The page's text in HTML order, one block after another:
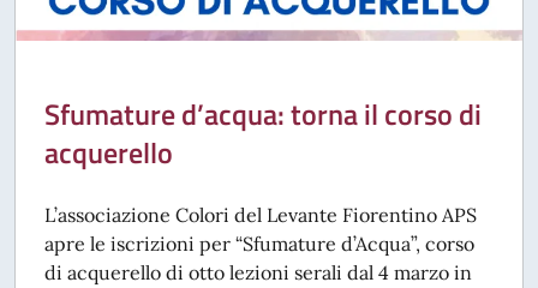
Sfumature d’acqua: torna il corso di
acquerello
L’associazione Colori del Levante Fiorentino APS
apre le iscrizioni per “Sfumature d’Acqua”, corso
di acquerello di otto lezioni serali dal 4 marzo in